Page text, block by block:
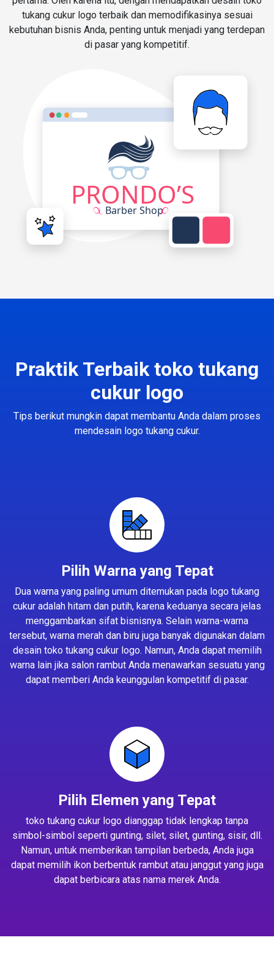
tukang cukur logo terbaik dan memodifikasinya sesuai
kebutuhan bisnis Anda, penting untuk menjadi yang terdepan
di pasar yang kompetitif.
Praktik Terbaik toko tukang
cukur logo
Tips berikut mungkin dapat membantu Anda dalam proses
mendesain logo tukang cukur.
Pilih Warna yang Tepat
Dua warna yang paling umum ditemukan pada logo tukang
cukur adalah hitam dan putih, karena keduanya secara jelas
menggambarkan sifat bisnisnya. Selain warna-warna
tersebut, warna merah dan biru juga banyak digunakan dalam
desain toko tukang cukur logo. Namun, Anda dapat memilih
warna lain jika salon rambut Anda menawarkan sesuatu yang
dapat memberi Anda keunggulan kompetitif di pasar.
Pilih Elemen yang Tepat
toko tukang cukur logo dianggap tidak lengkap tanpa
simbol-simbol seperti gunting, silet, silet, gunting, sisir, dll.
Namun, untuk memberikan tampilan berbeda, Anda juga
dapat memilih ikon berbentuk rambut atau janggut yang juga
dapat berbicara atas nama merek Anda.